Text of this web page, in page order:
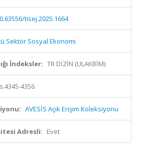
tisej.2025.1664
Sektör Sosyal Ekonomi
İndeksler: TR DİZİN (ULAKBİM)
4356
AVESİS Açık Erişim Koleksiyonu
Adresli: Evet